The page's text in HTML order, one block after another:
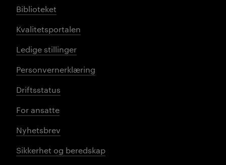
Biblioteket
Kvalitetsportalen
Ledige stillinger
Personvernerklæring
Driftsstatus
For ansatte
Nyhetsbrev
Sikkerhet og beredskap